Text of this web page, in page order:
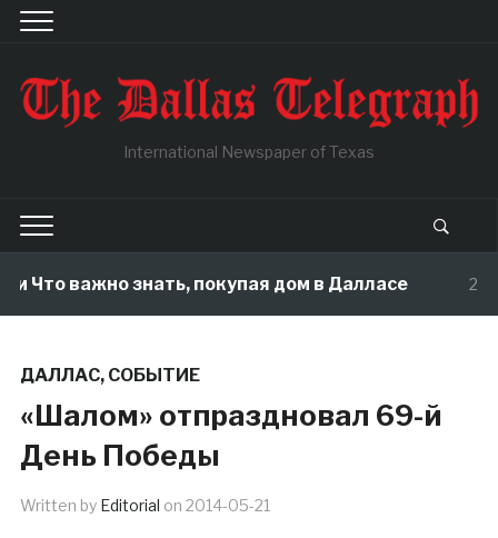
International Newspaper of Texas
важно знать, покупая дом в Далласе 2
ДАЛЛАС, СОБЫТИЕ
«Шалом» отпраздновал 69-й
День Победы
Written by Editorial on 2014-05-21